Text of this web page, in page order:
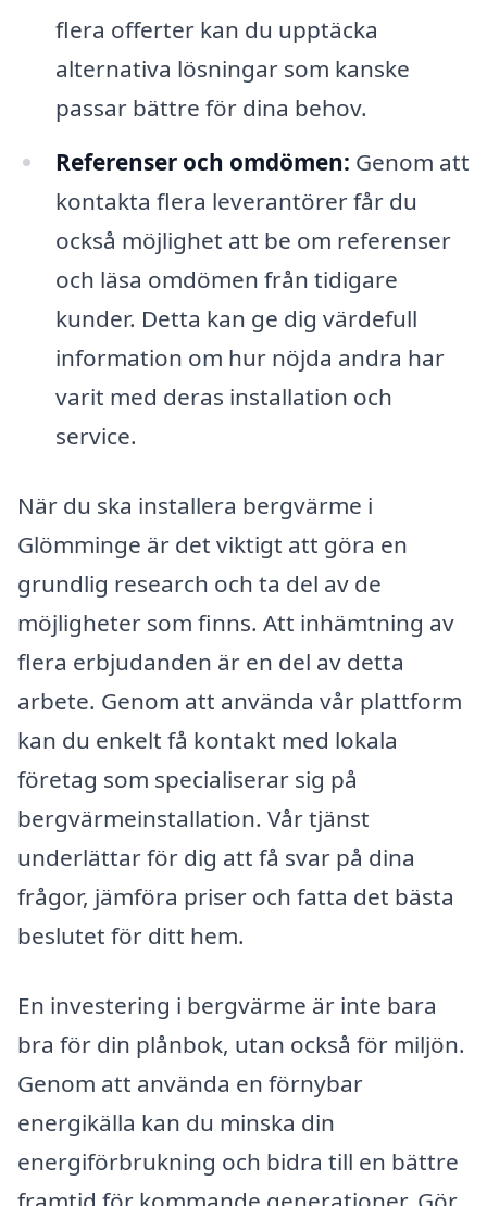
flera offerter kan du upptäcka
alternativa lösningar som kanske
passar bättre för dina behov.
Referenser och omdömen: Genom att
kontakta flera leverantörer får du
också möjlighet att be om referenser
och läsa omdömen från tidigare
kunder. Detta kan ge dig värdefull
information om hur nöjda andra har
varit med deras installation och
service.
När du ska installera bergvärme i
Glömminge är det viktigt att göra en
grundlig research och ta del av de
möjligheter som finns. Att inhämtning av
flera erbjudanden är en del av detta
arbete. Genom att använda vår plattform
kan du enkelt få kontakt med lokala
företag som specialiserar sig på
bergvärmeinstallation. Vår tjänst
underlättar för dig att få svar på dina
frågor, jämföra priser och fatta det bästa
beslutet för ditt hem.
En investering i bergvärme är inte bara
bra för din plånbok, utan också för miljön.
Genom att använda en förnybar
energikälla kan du minska din
energiförbrukning och bidra till en bättre